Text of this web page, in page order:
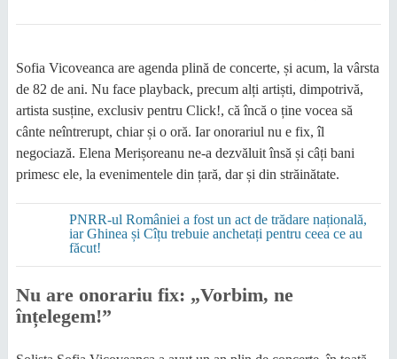
Sofia Vicoveanca are agenda plină de concerte, și acum, la vârsta
de 82 de ani. Nu face playback, precum alți artiști, dimpotrivă,
artista susține, exclusiv pentru Click!, că încă o ține vocea să
cânte neîntrerupt, chiar și o oră. Iar onorariul nu e fix, îl
negociază. Elena Merișoreanu ne-a dezvăluit însă și câți bani
primesc ele, la evenimentele din țară, dar și din străinătate.
PNRR-ul României a fost un act de trădare națională,
iar Ghinea și Cîțu trebuie anchetați pentru ceea ce au
făcut!
Nu are onorariu fix: „Vorbim, ne
înțelegem!”